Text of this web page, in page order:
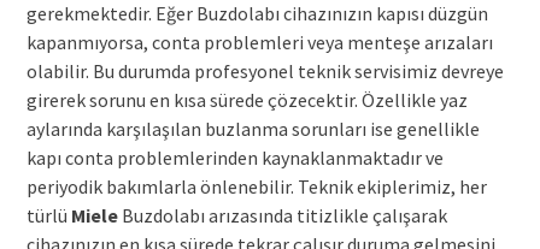
gerekmektedir. Eğer Buzdolabı cihazınızın kapısı düzgün
kapanmıyorsa, conta problemleri veya menteşe arızaları
olabilir. Bu durumda profesyonel teknik servisimiz devreye
girerek sorunu en kısa sürede çözecektir. Özellikle yaz
aylarında karşılaşılan buzlanma sorunları ise genellikle
kapı conta problemlerinden kaynaklanmaktadır ve
periyodik bakımlarla önlenebilir. Teknik ekiplerimiz, her
türlü MieleBuzdolabı arızasında titizlikle çalışarak